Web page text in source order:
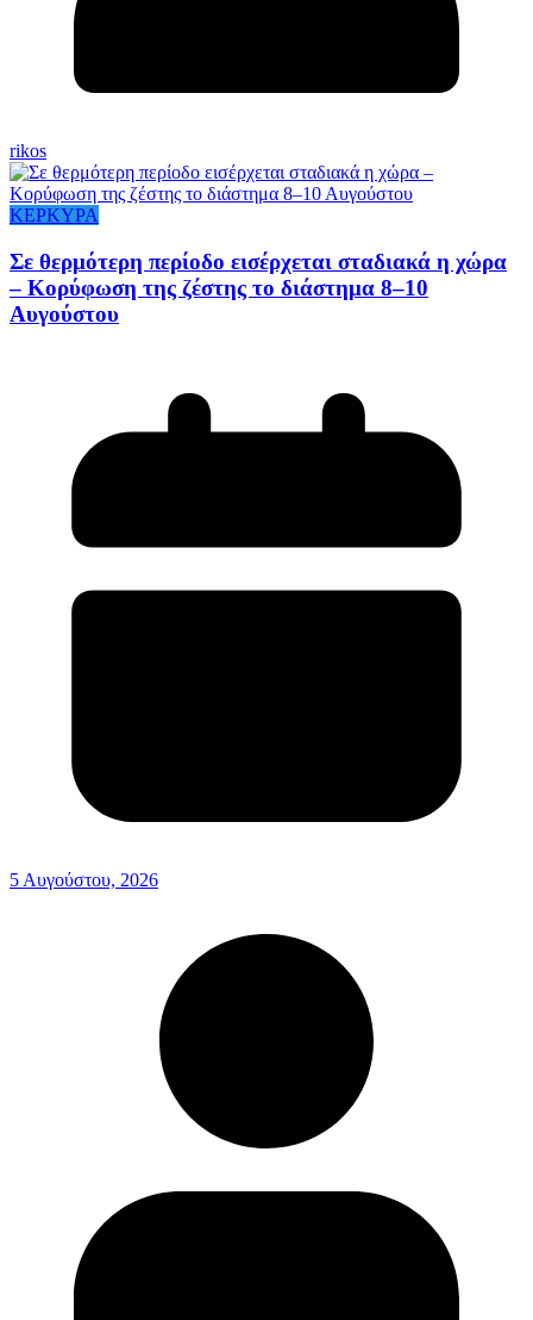
rikos
ΚΕΡΚΥΡΑ
Σε θερμότερη περίοδο εισέρχεται σταδιακά η χώρα
– Κορύφωση της ζέστης το διάστημα 8–10
Αυγούστου
5 Αυγούστου, 2026